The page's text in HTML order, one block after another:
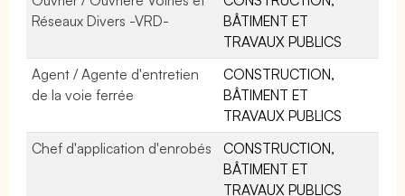
Réseaux Divers -VRD-
BÂTIMENT ET
TRAVAUX PUBLICS
Agent / Agente d'entretien
de la voie ferrée
CONSTRUCTION,
BÂTIMENT ET
TRAVAUX PUBLICS
Chef d'application d'enrobés
CONSTRUCTION,
BÂTIMENT ET
TRAVAUX PUBLICS